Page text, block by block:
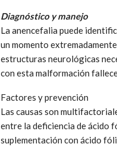
Diagnóstico y manejo
La anencefalia puede
un momento
estructuras neurológicas
con esta malformación
Factores y prevención
Las causas son
entre la deficiencia de ácido
suplementación con ácido